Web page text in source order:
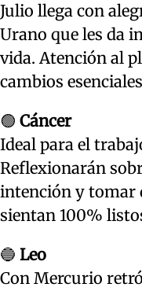
Julio llega con
Urano que les da
vida. Atención al
cambios
🟢 Cáncer
Ideal para el
Reflexionarán
intención y tomar
sientan 100%
🔵 Leo
Con Mercurio